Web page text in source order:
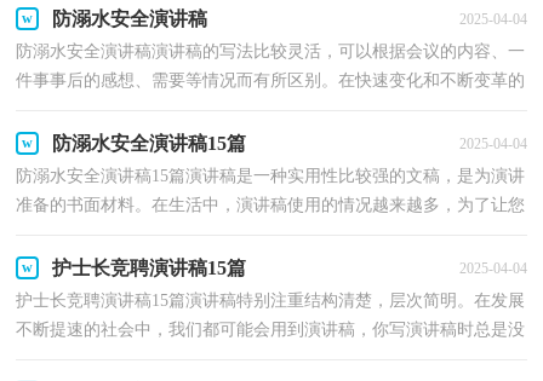
防溺水安全演讲稿 2025-04-04
防溺水安全演讲稿演讲稿的写法比较灵活，可以根据会议的内容、一
件事事后的感想、需要等情况而有所区别。在快速变化和不断变革的
防溺水安全演讲稿15篇 2025-04-04
防溺水安全演讲稿15篇演讲稿是一种实用性比较强的文稿，是为演讲
准备的书面材料。在生活中，演讲稿使用的情况越来越多，为了让您
护士长竞聘演讲稿15篇 2025-04-04
护士长竞聘演讲稿15篇演讲稿特别注重结构清楚，层次简明。在发展
不断提速的社会中，我们都可能会用到演讲稿，你写演讲稿时总是没